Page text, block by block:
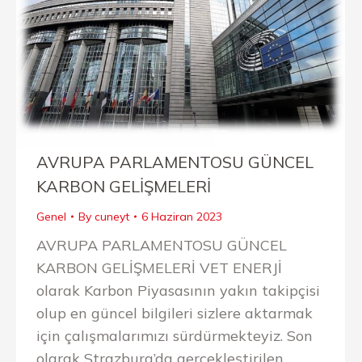
AVRUPA PARLAMENTOSU GÜNCEL
KARBON GELİŞMELERİ
Genel By cuneyt 6 Haziran 2023
AVRUPA PARLAMENTOSU GÜNCEL
KARBON GELİŞMELERİ VET ENERJİ
olarak Karbon Piyasasının yakın takipçisi
olup en güncel bilgileri sizlere aktarmak
için çalışmalarımızı sürdürmekteyiz. Son
olarak Strazburg’da gerçekleştirilen